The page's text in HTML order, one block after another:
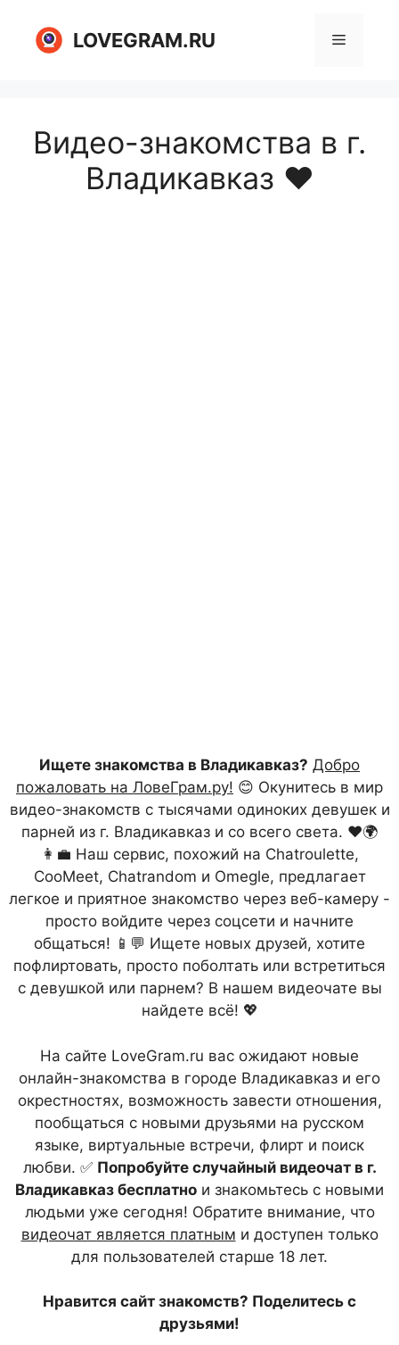
содержимому
LOVEGRAM.RU Меню
Видео-знакомства в г.
Владикавказ ❤️
Ищете знакомства в Владикавказ? Добро
пожаловать на ЛовеГрам.ру! 😊 Окунитесь в мир
видео-знакомств с тысячами одиноких девушек и
парней из г. Владикавказ и со всего света. ❤️🌍
👩‍💼 Наш сервис, похожий на Chatroulette,
CooMeet, Chatrandom и Omegle, предлагает
легкое и приятное знакомство через веб-камеру -
просто войдите через соцсети и начните
общаться! 📱💬 Ищете новых друзей, хотите
пофлиртовать, просто поболтать или встретиться
с девушкой или парнем? В нашем видеочате вы
найдете всё! 💖
На сайте LoveGram.ru вас ожидают новые
онлайн-знакомства в городе Владикавказ и его
окрестностях, возможность завести отношения,
пообщаться с новыми друзьями на русском
языке, виртуальные встречи, флирт и поиск
любви. ✅ Попробуйте случайный видеочат в г.
Владикавказ бесплатно и знакомьтесь с новыми
людьми уже сегодня! Обратите внимание, что
видеочат является платным и доступен только
для пользователей старше 18 лет.
Нравится сайт знакомств? Поделитесь с
друзьями!